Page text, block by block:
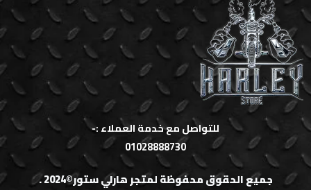
للتواصل مع خدمة العملاء :-
01028888730
جميع الحقوق محفوظة لمتجر هارلي ستور©2024 .